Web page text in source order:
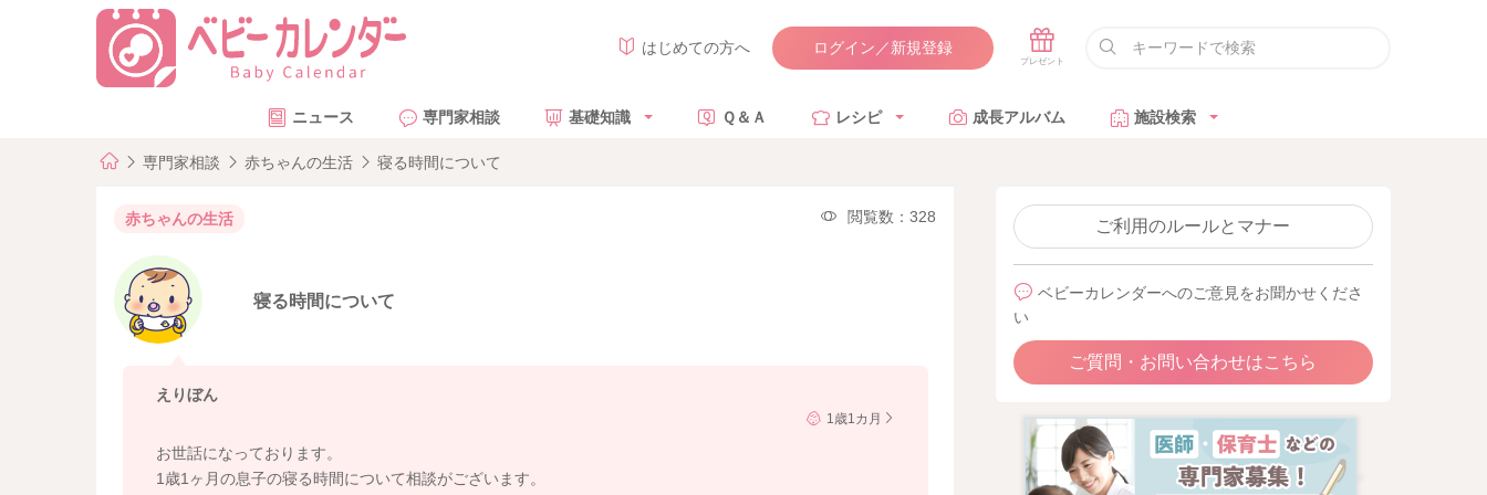
はじめての方へ ログイン／新規登録
ニュース 専門家相談 基礎知識 Ｑ＆Ａ レシピ 成長アルバム 施設検索
専門家相談 赤ちゃんの生活 寝る時間について
赤ちゃんの生活 閲覧数：328
寝る時間について
えりぼん
1歳1カ月
お世話になっております。
1歳1ヶ月の息子の寝る時間について相談がございます。
ご利用のルールとマナー
ベビーカレンダーへのご意見をお聞かせくださ
い
ご質問・お問い合わせはこちら